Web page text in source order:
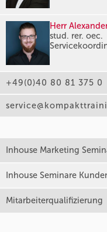
Herr
stud. rer. oec.
+49(0)40 80 81 375 0
Inhouse Marketing
Inhouse Seminare
Mitarbeiterqualifizierung